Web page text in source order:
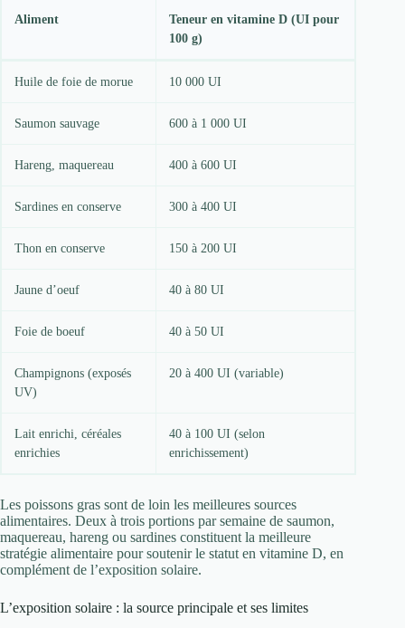
Aliment
Teneur en vitamine D (UI pour
100 g)
Huile de foie de morue 10 000 UI
Saumon sauvage 600 à 1 000 UI
Hareng, maquereau 400 à 600 UI
Sardines en conserve 300 à 400 UI
Thon en conserve 150 à 200 UI
Jaune d’oeuf 40 à 80 UI
Foie de boeuf 40 à 50 UI
Champignons (exposés
UV)
20 à 400 UI (variable)
Lait enrichi, céréales
enrichies
40 à 100 UI (selon
enrichissement)
Les poissons gras sont de loin les meilleures sources
alimentaires. Deux à trois portions par semaine de saumon,
maquereau, hareng ou sardines constituent la meilleure
stratégie alimentaire pour soutenir le statut en vitamine D, en
complément de l’exposition solaire.
L’exposition solaire : la source principale et ses limites